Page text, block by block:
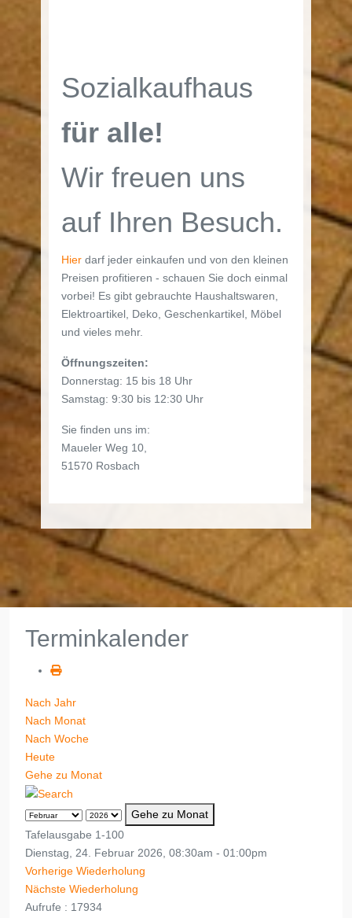
Sozialkaufhaus
für alle!
Wir freuen uns
auf Ihren Besuch.
Hier darf jeder einkaufen und von den kleinen
Preisen profitieren - schauen Sie doch einmal
vorbei! Es gibt gebrauchte Haushaltswaren,
Elektroartikel, Deko, Geschenkartikel, Möbel
und vieles mehr.
Öffnungszeiten:
Donnerstag: 15 bis 18 Uhr
Samstag: 9:30 bis 12:30 Uhr
Sie finden uns im:
Maueler Weg 10,
51570 Rosbach
Terminkalender
Nach Jahr
Nach Monat
Nach Woche
Heute
Gehe zu Monat
Gehe zu Monat
Tafelausgabe 1-100
Dienstag, 24. Februar 2026, 08:30am - 01:00pm
Vorherige Wiederholung
Nächste Wiederholung
Aufrufe : 17934